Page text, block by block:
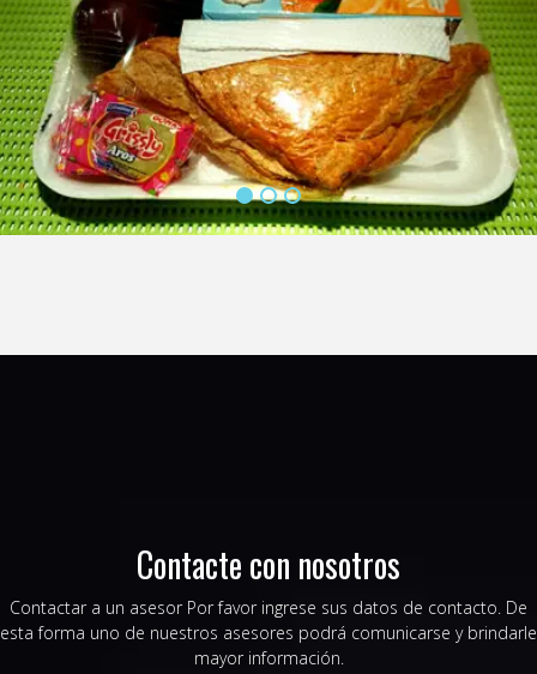
Contacte con nosotros
Contactar a un asesor Por favor ingrese sus datos de contacto. De
esta forma uno de nuestros asesores podrá comunicarse y brindarle
mayor información.